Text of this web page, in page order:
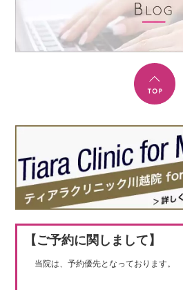
【ご予約に関しまして】
当院は、予約優先となっております。